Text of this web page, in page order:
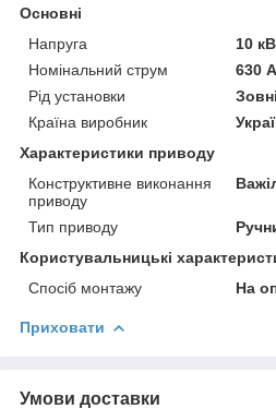
Основні
Напруга
10 кВ
Номінальний струм
630 А
Рід установки
Країна виробник
Характеристики приводу
Конструктивне виконання
приводу
Тип приводу
Користувальницькі
Спосіб монтажу
На
Приховати
Умови доставки